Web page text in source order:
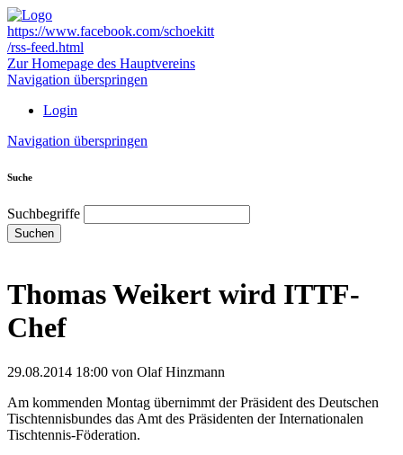
https://www.facebook.com/schoekitt
/rss-feed.html
Zur Homepage des Hauptvereins
Navigation überspringen
Login
Navigation überspringen
Suche
Suchbegriffe
Suchen
Thomas Weikert wird ITTF-
Chef
29.08.2014 18:00 von Olaf Hinzmann
Am kommenden Montag übernimmt der Präsident des Deutschen
Tischtennisbundes das Amt des Präsidenten der Internationalen
Tischtennis-Föderation.